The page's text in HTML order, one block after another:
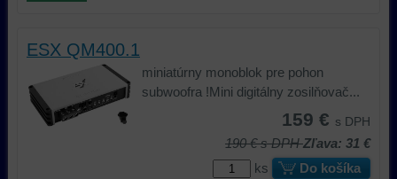
ESX QM400.1
miniatúrny monoblok pre pohon
subwoofra !Mini digitálny zosilňovač...
159 € s DPH
190 €s DPH Zľava: 31 €
ks
Do košíka